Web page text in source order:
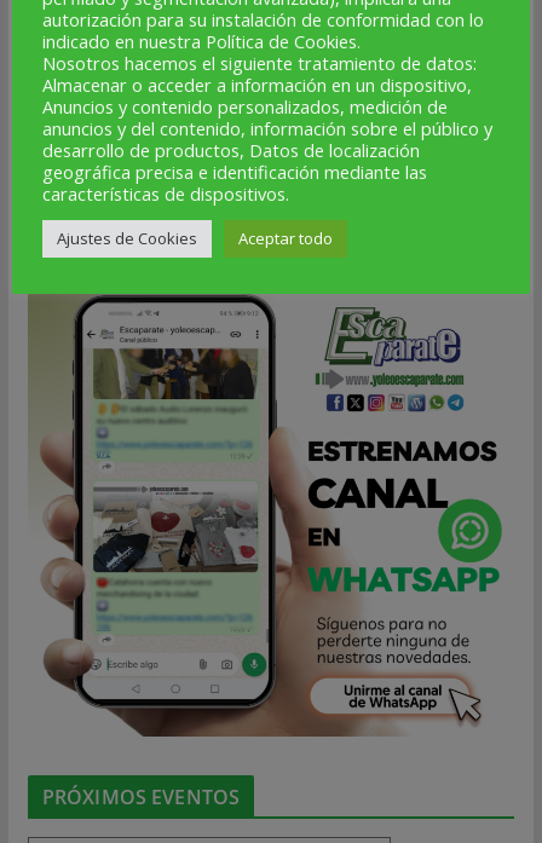
24
25 26 27 28
31
« Jul
NUEVO CANAL DE WHATSAPP
PRÓXIMOS EVENTOS
autorización para su instalación de conformidad con lo
indicado en nuestra Política de Cookies.
Nosotros hacemos el siguiente tratamiento de datos:
Almacenar o acceder a información en un dispositivo,
Anuncios y contenido personalizados, medición de
anuncios y del contenido, información sobre el público y
desarrollo de productos, Datos de localización
geográfica precisa e identificación mediante las
características de dispositivos.
Ajustes de Cookies Aceptar todo